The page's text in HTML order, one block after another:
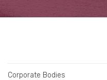
Corporate Bodies